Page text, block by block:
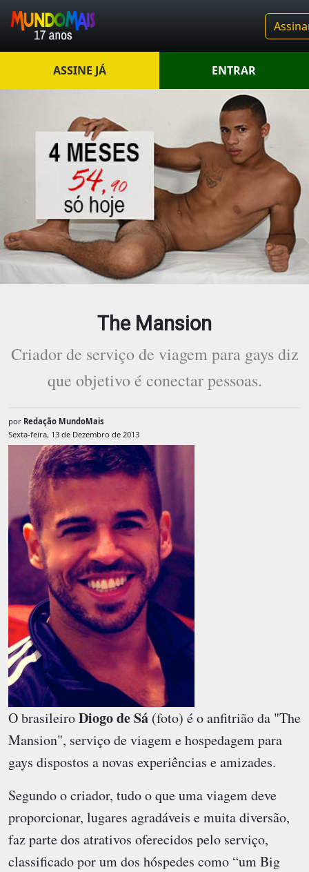
ASSINE JÁ ENTRAR
The Mansion
Criador de serviço de viagem para gays diz
que objetivo é conectar pessoas.
por Redação MundoMais
Sexta-feira, 13 de Dezembro de 2013
O brasileiroDiogo de Sá (foto) é o anfitrião da "The
Mansion", serviço de viagem e hospedagem para
gays dispostos a novas experiências e amizades.
Segundo o criador, tudo o que uma viagem deve
proporcionar, lugares agradáveis e muita diversão,
faz parte dos atrativos oferecidos pelo serviço,
classificado por um dos hóspedes como “um Big